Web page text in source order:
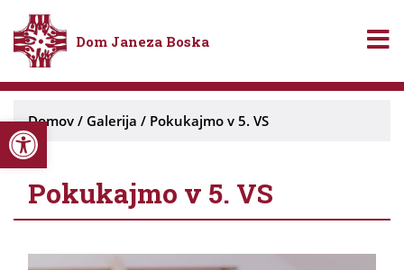
Open toolbar
Dom Janeza Boska
Domov / Galerija / Pokukajmo v 5. VS
Pokukajmo v 5. VS